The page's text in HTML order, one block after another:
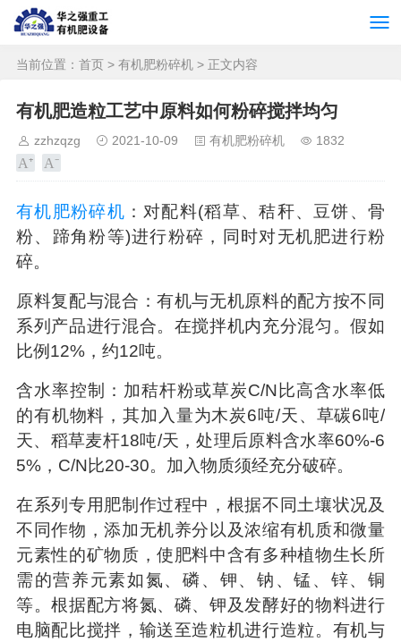
当前位置： 首页 > 有机肥粉碎机 > 正文内容
有机肥造粒工艺中原料如何粉碎搅拌均匀
zzhzqzg 2021-10-09 有机肥粉碎机 1832
有机肥粉碎机 ：对配料(稻草、秸秆、豆饼、骨
粉、蹄角粉等)进行粉碎，同时对无机肥进行粉
碎。
原料复配与混合：有机与无机原料的配方按不同
系列产品进行混合。在搅拌机内充分混匀。假如
比例 12% ，约12吨。
含水率控制：加秸杆粉或草炭C/N 比高含水率低
的有机物料，其加入量为木炭6吨/天、草碳6吨/
天、稻草麦杆18吨/天，处理后原料含水率60%-6
5% ， C/N比20-30。加入物质须经充分破碎。
在系列专用肥制作过程中，根据不同土壤状况及
不同作物，添加无机养分以及浓缩有机质和微量
元素性的矿物质，使肥料中含有多种植物生长所
需的营养元素如氮、磷、钾、钠、锰、锌、铜
等。根据配方将氮、磷、钾及发酵好的物料进行
电脑配比搅拌，输送至造粒机进行造粒。有机与